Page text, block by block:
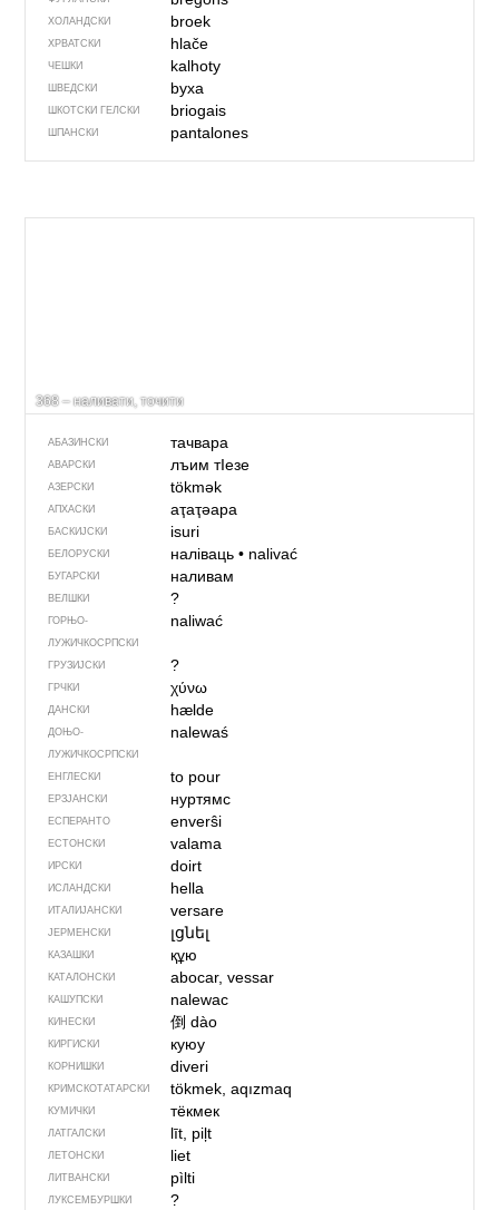
ХОЛАНДСКИ broek
ХРВАТСКИ hlače
ЧЕШКИ kalhoty
ШВЕДСКИ byxa
ШКОТСКИ ГЕЛСКИ briogais
ШПАНСКИ pantalones
368 – наливати, точити
АБАЗИНСКИ тачвара
АВАРСКИ лъим тIезе
АЗЕРСКИ tökmək
АПХАСКИ аҭаҭәара
БАСКИЈСКИ isuri
БЕЛОРУСКИ наліваць• nalivać
БУГАРСКИ наливам
ВЕЛШКИ ?
ГОРЊО­
ЛУЖИЧКОСРПСКИ
naliwać
ГРУЗИЈСКИ ?
ГРЧКИ χύνω
ДАНСКИ hælde
ДОЊО­
ЛУЖИЧКОСРПСКИ
nalewaś
ЕНГЛЕСКИ to pour
ЕРЗЈАНСКИ нуртямс
ЕСПЕРАНТО enverŝi
ЕСТОНСКИ valama
ИРСКИ doirt
ИСЛАНДСКИ hella
ИТАЛИЈАНСКИ versare
ЈЕРМЕНСКИ լցնել
КАЗАШКИ құю
КАТАЛОНСКИ abocar, vessar
КАШУПСКИ nalewac
КИНЕСКИ 倒dào
КИРГИСКИ куюу
КОРНИШКИ diveri
КРИМСКОТАТАРСКИ tökmek, aqızmaq
КУМИЧКИ тёкмек
ЛАТГАЛСКИ līt, piļt
ЛЕТОНСКИ liet
ЛИТВАНСКИ pìlti
ЛУКСЕМБУРШКИ ?